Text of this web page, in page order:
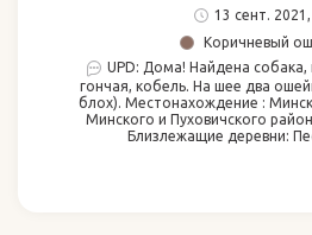
13 сент.
Коричневый
UPD: Дома! Найдена
гончая, кобель. На шее два
блох). Местонахождение :
Минского и Пуховичского
Близлежащие деревни: